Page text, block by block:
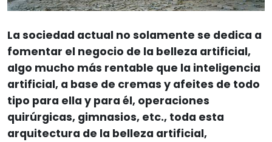
La sociedad actual no solamente se dedica a
fomentar el negocio de la belleza artificial,
algo mucho más rentable que la inteligencia
artificial, a base de cremas y afeites de todo
tipo para ella y para él, operaciones
quirúrgicas, gimnasios, etc., toda esta
arquitectura de la belleza artificial,